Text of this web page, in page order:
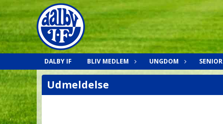
DALBY IF BLIV MEDLEM UNGDOM SENIOR
Udmeldelse